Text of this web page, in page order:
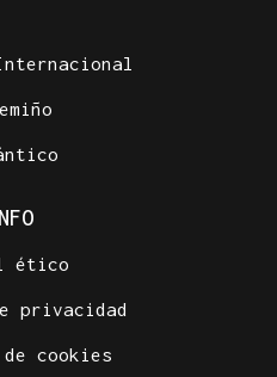
ético
privacidad
cookies